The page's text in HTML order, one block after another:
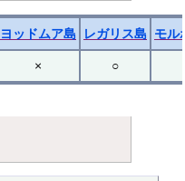
ヨッドムア島 レガリス島 モル
× ○